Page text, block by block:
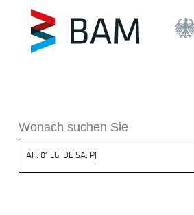
ReSEARCH BAM
Wonach suchen Sie